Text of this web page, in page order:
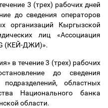
3 (трех) рабочих дней
до сведения операторов
организаций Кыргызской
лиц «Ассоциация
(КЕЙ-ДЖИ)».
в течение 3 (трех) рабочих
до сведения
областных
Национального банка
области.